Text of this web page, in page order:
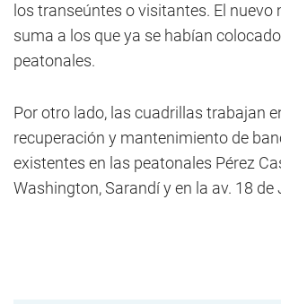
los transeúntes o visitantes. El nuevo
suma a los que ya se habían
peatonales.
Por otro lado, las cuadrillas trabajan
recuperación y mantenimiento de
existentes en las peatonales Pérez
Washington, Sarandí y en la av. 18 de